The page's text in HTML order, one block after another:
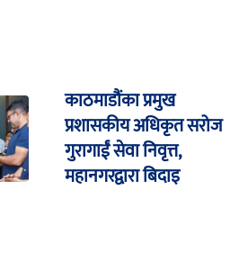
काठमाडौंका प्रमुख
प्रशासकीय अधिकृत सरोज
गुरागाईं सेवा निवृत्त,
महानगरद्वारा बिदाइ